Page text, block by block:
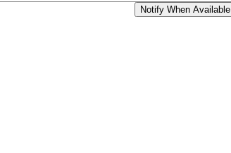
Notify When Available